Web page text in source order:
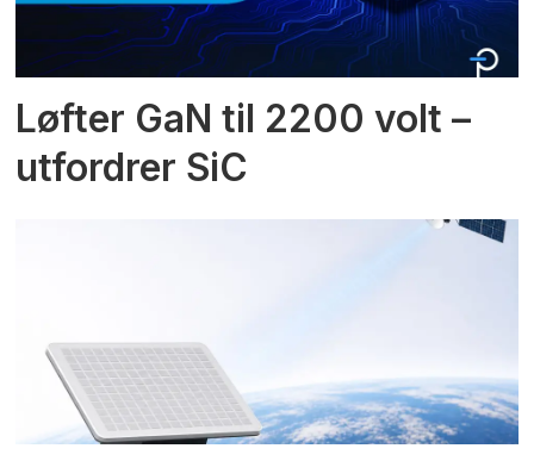
Løfter GaN til 2200 volt –
utfordrer SiC